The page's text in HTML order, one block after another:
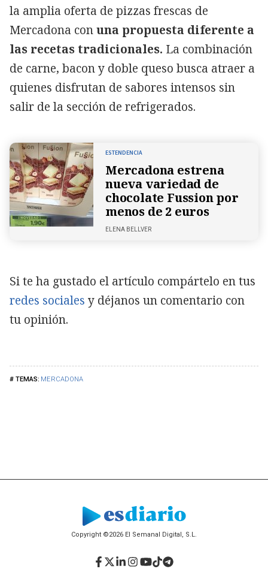
MERCADONA
la amplia oferta de pizzas frescas de
Mercadona conuna propuesta diferente a
las recetas tradicionales. La combinación
de carne, bacon y doble queso busca atraer a
quienes disfrutan de sabores intensos sin
salir de la sección de refrigerados.
ESTENDENCIA
Mercadona estrena
nueva variedad de
chocolate Fussion por
menos de 2 euros
ELENA BELLVER
Si te ha gustado el artículo compártelo en tus
redes sociales y déjanos un comentario con
tu opinión.
Copyright ©2026 El Semanal Digital, S.L.
Facebook
Twitter
LinkedIn
Instagram
YouTube
TikTok
Telegram